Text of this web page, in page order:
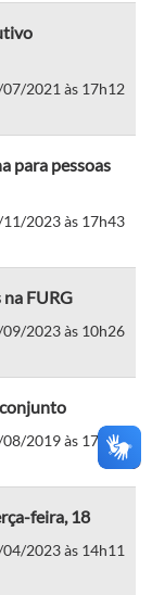
2021 às 17h12
para pessoas
2023 às 17h43
FURG
2023 às 10h26
2019 às 17h41
feira, 18
2023 às 14h11